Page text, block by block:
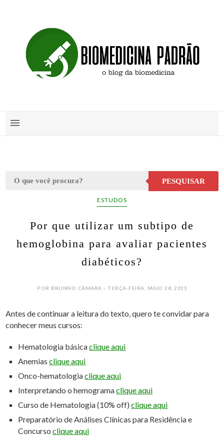
PESQUISAR
ESTUDOS
Por que utilizar um subtipo de
hemoglobina para avaliar pacientes
diabéticos?
POR BRUNNO CÂMARA - TERÇA-FEIRA, MAIO 28, 2013
Antes de continuar a leitura do texto, quero te convidar para
conhecer meus cursos:
Hematologia básicaclique aqui
Anemiasclique aqui
Onco-hematologiaclique aqui
Interpretando o hemogramaclique aqui
Curso de Hematologia (10% off)clique aqui
Preparatório de Análises Clínicas para Residência e
Concursoclique aqui